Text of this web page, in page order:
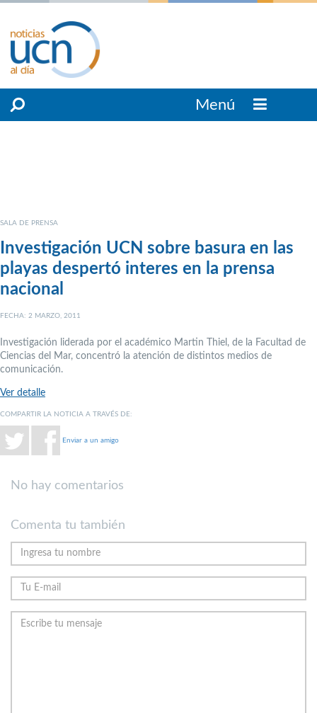
Menú
SALA DE PRENSA
Investigación UCN sobre basura en las
playas despertó interes en la prensa
nacional
FECHA: 2 MARZO, 2011
Investigación liderada por el académico Martin Thiel, de la Facultad de
Ciencias del Mar, concentró la atención de distintos medios de
comunicación.
Ver detalle
COMPARTIR LA NOTICIA A TRAVÉS DE:
Enviar a un amigo
No hay comentarios
Comenta tu también